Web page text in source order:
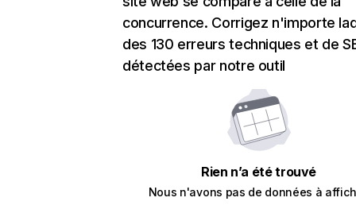
concurrence. Corrigez n'importe
des 130 erreurs techniques et de
détectées par notre outil
Rien n’a été trouvé
Nous n'avons pas de données à